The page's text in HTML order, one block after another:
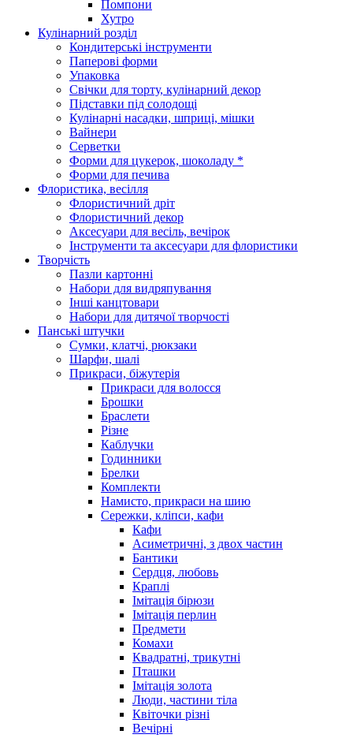
Помпони
Хутро
Кулінарний розділ
Кондитерські інструменти
Паперові форми
Упаковка
Свічки для торту, кулінарний декор
Підставки під солодощі
Кулінарні насадки, шприці, мішки
Вайнери
Серветки
Форми для цукерок, шоколаду *
Форми для печива
Флористика, весілля
Флористичний дріт
Флористичний декор
Аксесуари для весіль, вечірок
Інструменти та аксесуари для флористики
Творчість
Пазли картонні
Набори для видряпування
Інші канцтовари
Набори для дитячої творчості
Панські штучки
Сумки, клатчі, рюкзаки
Шарфи, шалі
Прикраси, біжутерія
Прикраси для волосся
Брошки
Браслети
Різне
Каблучки
Годинники
Брелки
Комплекти
Намисто, прикраси на шию
Сережки, кліпси, кафи
Кафи
Асиметричні, з двох частин
Бантики
Сердця, любовь
Краплі
Імітація бірюзи
Імітація перлин
Предмети
Комахи
Квадратні, трикутні
Пташки
Імітація золота
Люди, частини тіла
Квіточки різні
Вечірні